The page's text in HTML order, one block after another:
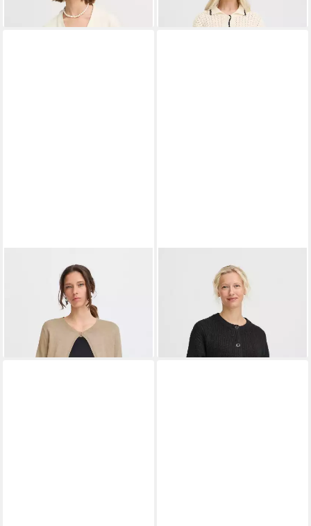
Cardigan
Strickjacke BYMMORLA
Cardigan Langarm
BYMILLER
ab 49,95 € 69,95 €